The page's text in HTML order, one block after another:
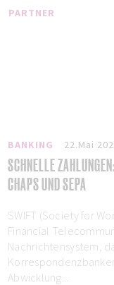
PARTNER
BANKING 22.Mai
SCHNELLE
CHAPS UND SEPA
SWIFT (Society for
Financial
Nachrichtensystem,
Abwicklung...